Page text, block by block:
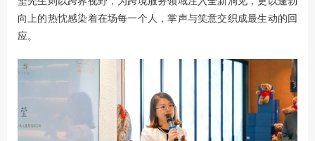
向上的热忱感染着在场每一个人，掌声与笑意交织成最生动的回
应。